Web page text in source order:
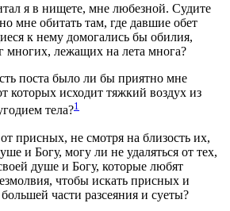
я в нищете, мне любезной. Судите
мне обитать там, где давшие обет
к нему домогались бы обилия,
многих, лежащих на лета многа?
поста было ли бы приятно мне
которых исходит тяжкий воздух из
тела?1
присных, не смотря на близость их,
и Богу, могу ли не удаляться от тех,
душе и Богу, которые любят
чтобы искать присных и
части разсеяния и суеты?